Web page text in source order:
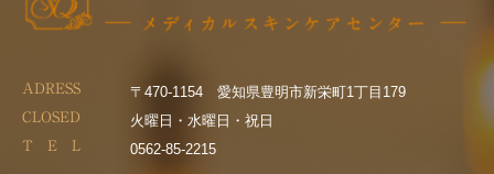
ADRESS 〒470-1154 愛知県豊明市新栄町1丁目179
CLOSED 火曜日・水曜日・祝日
T E L 0562-85-2215